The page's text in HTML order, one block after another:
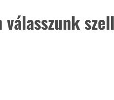
válasszunk